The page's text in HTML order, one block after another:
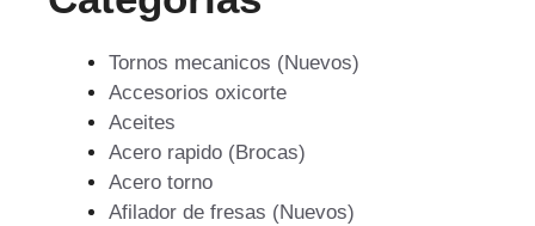
Tornos mecanicos (Nuevos)
Accesorios oxicorte
Aceites
Acero rapido (Brocas)
Acero torno
Afilador de fresas (Nuevos)